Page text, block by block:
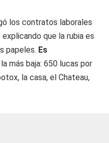
los contratos laborales
que la rubia es
papeles. Es
la más baja: 650 lucas por
la casa, el Chateau,